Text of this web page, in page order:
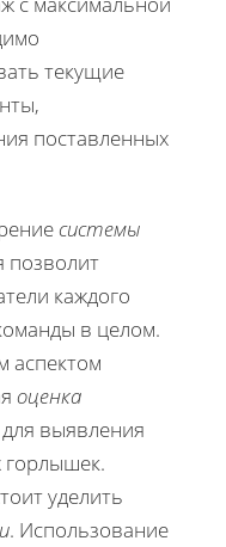
текущие
поставленных
системы
позволит
каждого
в целом.
оценка
выявления
горлышек.
уделить
. Использование